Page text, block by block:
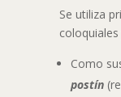
Se utiliza
Como
postín